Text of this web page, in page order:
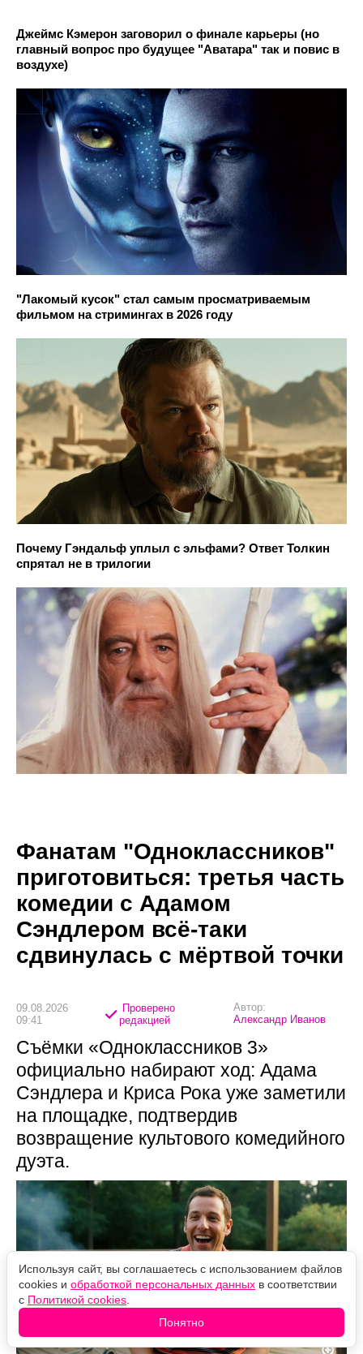
Джеймс Кэмерон заговорил о финале карьеры (но
главный вопрос про будущее "Аватара" так и повис в
воздухе)
"Лакомый кусок" стал самым просматриваемым
фильмом на стримингах в 2026 году
Почему Гэндальф уплыл с эльфами? Ответ Толкин
спрятал не в трилогии
Фанатам "Одноклассников"
приготовиться: третья часть
комедии с Адамом
Сэндлером всё-таки
сдвинулась с мёртвой точки
09.08.2026
09:41
Проверено
редакцией
Автор:
Александр Иванов
Съёмки «Одноклассников 3»
официально набирают ход: Адама
Сэндлера и Криса Рока уже заметили
на площадке, подтвердив
возвращение культового комедийного
дуэта.
Используя сайт, вы соглашаетесь с использованием файлов
cookies и обработкой персональных данных в соответствии
с Политикой cookies
Понятно